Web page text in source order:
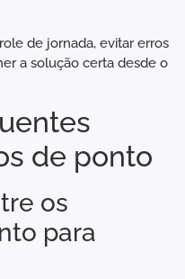
de jornada, evitar erros
a solução certa desde o
de ponto
os
para